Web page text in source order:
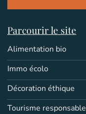
Parcourir le site
Alimentation bio
Immo écolo
Décoration éthique
Tourisme responsable